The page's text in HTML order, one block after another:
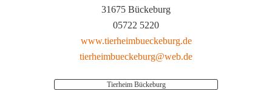
31675 Bückeburg
05722 5220
www.tierheimbueckeburg.de
tierheimbueckeburg@web.de
Tierheim Bückeburg